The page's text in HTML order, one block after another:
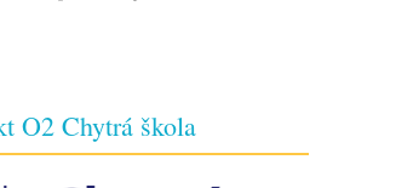
O2 Chytrá škola